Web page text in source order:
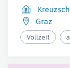
Graz
Vollzeit